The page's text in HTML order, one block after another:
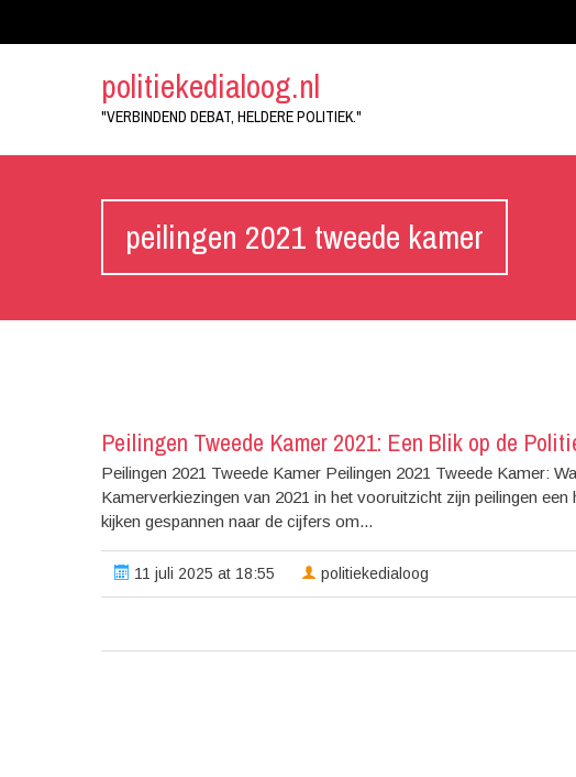
politiekedialoog.nl
"VERBINDEND DEBAT, HELDERE POLITIEK."
peilingen 2021 tweede kamer
Peilingen Tweede Kamer 2021: Een Blik op de
Peilingen 2021 Tweede Kamer Peilingen 2021 Tweede Kamer:
Kamerverkiezingen van 2021 in het vooruitzicht zijn peilingen
kijken gespannen naar de cijfers om...
11 juli 2025 at 18:55 politiekedialoog